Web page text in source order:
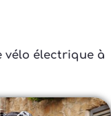
vélo électrique à